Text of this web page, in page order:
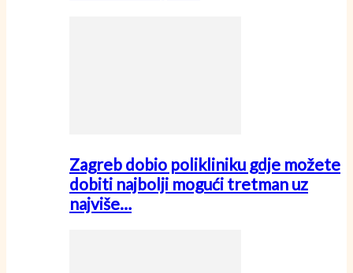
Zagreb dobio polikliniku gdje možete
dobiti najbolji mogući tretman uz
najviše…